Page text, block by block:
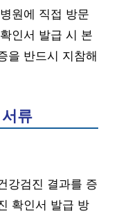
원에 직접 방문
인서 발급 시 본
을 반드시 지참해
류
강검진 결과를 증
확인서 발급 방